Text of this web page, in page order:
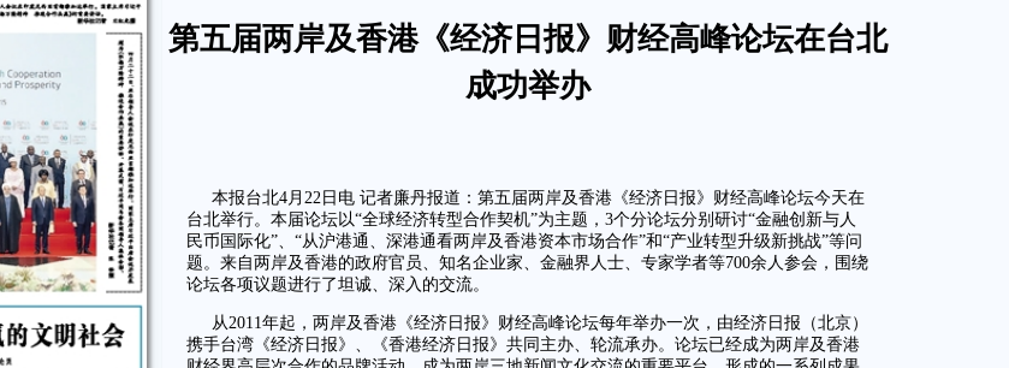
第五届两岸及香港《经济日报》财经高峰论坛在台北
成功举办
本报台北4月22日电 记者廉丹报道：第五届两岸及香港《经济日报》财经高峰论坛今天在
台北举行。本届论坛以“全球经济转型合作契机”为主题，3个分论坛分别研讨“金融创新与人
民币国际化”、“从沪港通、深港通看两岸及香港资本市场合作”和“产业转型升级新挑战”等问
题。来自两岸及香港的政府官员、知名企业家、金融界人士、专家学者等700余人参会，围绕
论坛各项议题进行了坦诚、深入的交流。
从2011年起，两岸及香港《经济日报》财经高峰论坛每年举办一次，由经济日报（北京）
携手台湾《经济日报》、《香港经济日报》共同主办、轮流承办。论坛已经成为两岸及香港